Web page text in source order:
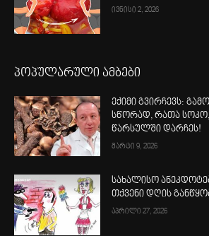
ივნისი 2, 2026
პოპულარული ამბები
ექიმი გვირჩევს:
სწორად, რათა
წარსულში დარჩეს!
მარტი 9, 2026
სახალისო
თქვენი დღის
აპრილი 27, 2026